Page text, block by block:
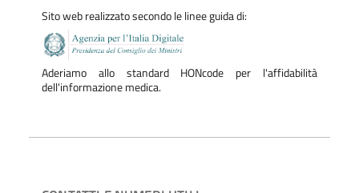
Sito web realizzato secondo le linee guida di:
Aderiamo allo standard HONcode per l'affidabilità
dell'informazione medica.